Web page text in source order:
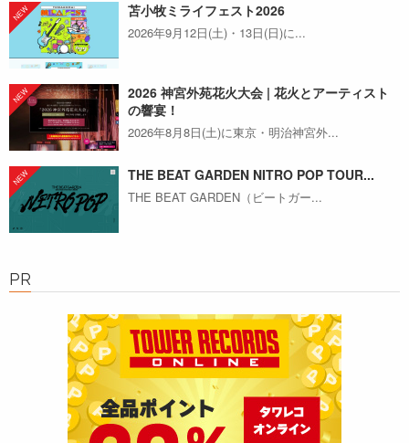
苫小牧ミライフェスト2026
2026年9月12日(土)・13日(日)に...
2026 神宮外苑花火大会 | 花火とアーティスト
の響宴！
2026年8月8日(土)に東京・明治神宮外...
THE BEAT GARDEN NITRO POP TOUR...
THE BEAT GARDEN（ビートガー...
PR